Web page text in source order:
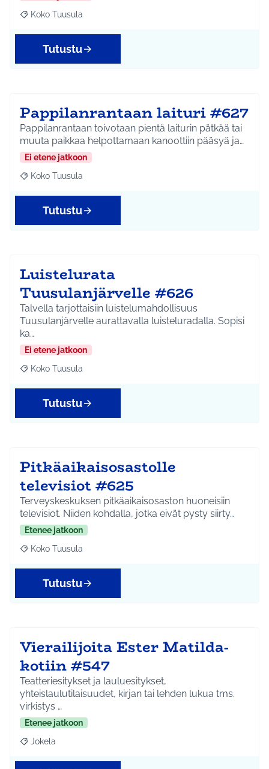
Rajaa tulokset aihepiirin mukaan: Koko Tuusula
Koko Tuusula
Tutustu
Pappilanrantaan laituri #627
Pappilanrantaan toivotaan pientä laiturin pätkää tai
muuta paikkaa helpottamaan kanoottiin pääsyä ja…
Ei etene jatkoon
Rajaa tulokset aihepiirin mukaan: Koko Tuusula
Koko Tuusula
Tutustu
Luistelurata
Tuusulanjärvelle #626
Talvella tarjottaisiin luistelumahdollisuus
Tuusulanjärvelle aurattavalla luisteluradalla. Sopisi
ka…
Ei etene jatkoon
Rajaa tulokset aihepiirin mukaan: Koko Tuusula
Koko Tuusula
Tutustu
Pitkäaikaisosastolle
televisiot #625
Terveyskeskuksen pitkäaikaisosaston huoneisiin
televisiot. Niiden kohdalla, jotka eivät pysty siirty…
Etenee jatkoon
Rajaa tulokset aihepiirin mukaan: Koko Tuusula
Koko Tuusula
Tutustu
Vierailijoita Ester Matilda-
kotiin #547
Teatteriesitykset ja lauluesitykset,
yhteislaulutilaisuudet, kirjan tai lehden lukua tms.
virkistys …
Etenee jatkoon
Rajaa tulokset aihepiirin mukaan: Jokela
Jokela